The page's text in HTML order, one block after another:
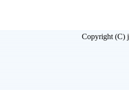
Copyright (C)